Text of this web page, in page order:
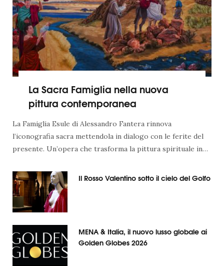
La Sacra Famiglia nella nuova
pittura contemporanea
La Famiglia Esule di Alessandro Fantera rinnova
l’iconografia sacra mettendola in dialogo con le ferite del
presente. Un’opera che trasforma la pittura spirituale in…
Il Rosso Valentino sotto il cielo del Golfo
MENA & Italia, il nuovo lusso globale ai
Golden Globes 2026